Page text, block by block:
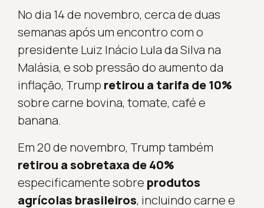
No dia 14 de novembro, cerca de duas
semanas após um encontro com o
presidente Luiz Inácio Lula da Silva na
Malásia, e sob pressão do aumento da
inflação, Trump retirou a tarifa de 10%
sobre carne bovina, tomate, café e
banana.
Em 20 de novembro, Trump também
retirou a sobretaxa de 40%
especificamente sobre produtos
agrícolas brasileiros, incluindo carne e